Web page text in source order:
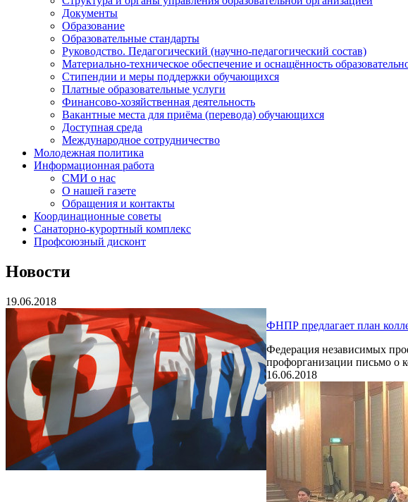
Документы
Образование
Образовательные стандарты
Руководство. Педагогический (научно-педагогический состав)
Материально-техническое обеспечение и оснащённость
Стипендии и меры поддержки обучающихся
Платные образовательные услуги
Финансово-хозяйственная деятельность
Вакантные места для приёма (перевода) обучающихся
Доступная среда
Международное сотрудничество
Молодежная политика
Информационная работа
СМИ о нас
О нашей газете
Обращения и контакты
Координационные советы
Санаторно-курортный комплекс
Профсоюзный дисконт
Новости
19.06.2018
ФНПР предлагает план
Федерация независимых
профорганизации письмо о
16.06.2018